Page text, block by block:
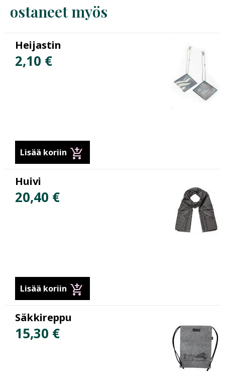
ostaneet myös
Heijastin
2,10 €
Lisää koriin add_shopping_cart
Huivi
20,40 €
Lisää koriin add_shopping_cart
Säkkireppu
15,30 €